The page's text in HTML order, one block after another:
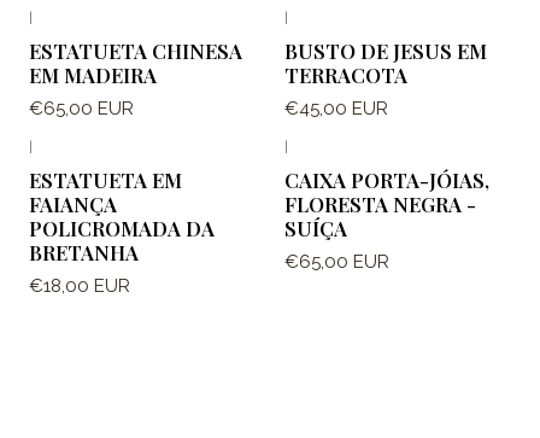
|
ESTATUETA CHINESA
EM MADEIRA
€65,00 EUR
|
BUSTO DE JESUS EM
TERRACOTA
€45,00 EUR
ESTATUETA EM
FAIANÇA
POLICROMADA DA
BRETANHA
€18,00 EUR
CAIXA PORTA-JÓIAS,
FLORESTA NEGRA -
SUÍÇA
€65,00 EUR